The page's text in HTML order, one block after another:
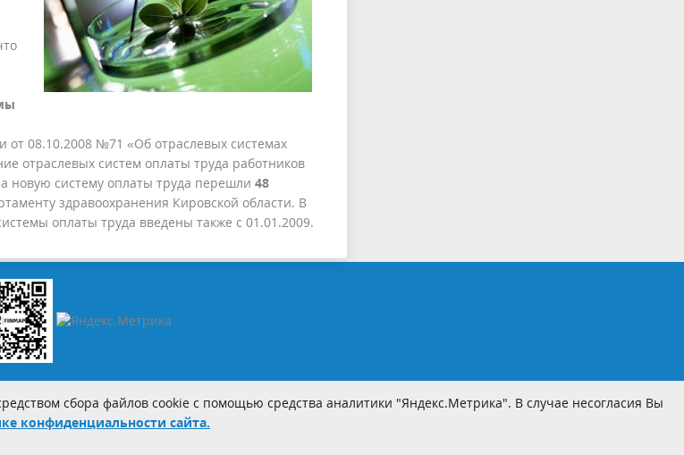
от 08.10.2008 №71 «Об отраслевых системах
отраслевых систем оплаты труда работников
новую систему оплаты труда перешли 48
здравоохранения Кировской области. В
оплаты труда введены также с 01.01.2009.
сбора файлов cookie с помощью средства аналитики "Яндекс.Метрика". В случае несогласия Вы
конфиденциальности сайта.